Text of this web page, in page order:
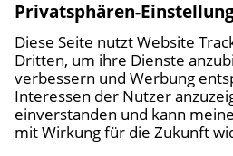
Social